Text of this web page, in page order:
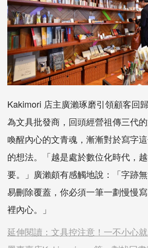
Kakimori 店主廣瀨琢磨引領顧客回
為文具批發商，回頭經營祖傳三代
喚醒內心的文青魂，漸漸對於寫字
的想法。「越是處於數位化時代，
要。」廣瀨頗有感觸地說：「字跡
易刪除覆蓋，你必須一筆一劃慢慢
裡內心。」
延伸閱讀：文具控注意！一不小心